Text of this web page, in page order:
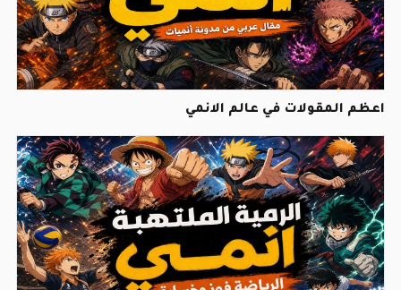
اعظم المقولات في عالم الانمي